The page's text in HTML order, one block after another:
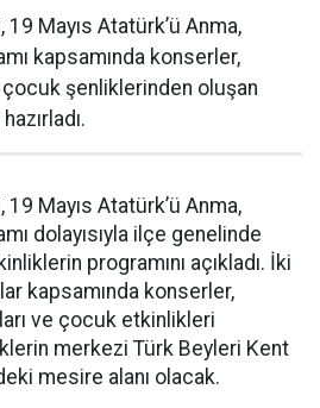
Mayıs Atatürk’ü Anma,
kapsamında konserler,
şenliklerinden oluşan
Mayıs Atatürk’ü Anma,
dolayısıyla ilçe genelinde
programını açıkladı. İki
kapsamında konserler,
ve çocuk etkinlikleri
merkezi Türk Beyleri Kent
mesire alanı olacak.